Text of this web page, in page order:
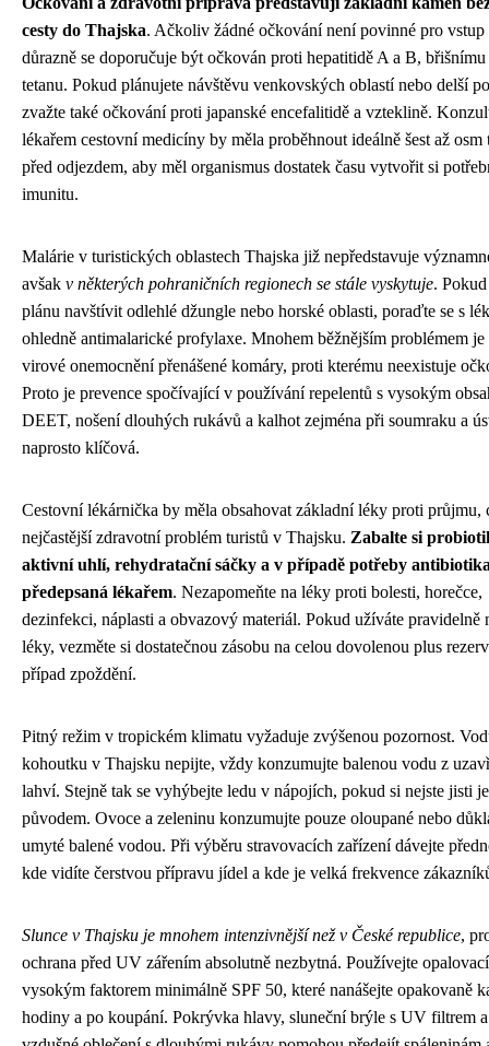
cesty do Thajska. Ačkoliv žádné očkování není povinné pro vstup
důrazně se doporučuje být očkován proti hepatitidě A a B,
tetanu. Pokud plánujete návštěvu venkovských oblastí nebo delší
zvažte také očkování proti japanské encefalitidě a vzteklině.
lékařem cestovní medicíny by měla proběhnout ideálně šest až osm
před odjezdem, aby měl organismus dostatek času vytvořit si
imunitu.
Malárie v turistických oblastech Thajska již nepředstavuje
avšak v některých pohraničních regionech se stále vyskytuje.
plánu navštívit odlehlé džungle nebo horské oblasti, poraďte se s
ohledně antimalarické profylaxe. Mnohem běžnějším problémem je
virové onemocnění přenášené komáry, proti kterému neexistuje
Proto je prevence spočívající v používání repelentů s vysokým
DEET, nošení dlouhých rukávů a kalhot zejména při soumraku a
naprosto klíčová.
Cestovní lékárnička by měla obsahovat základní léky proti průjmu,
nejčastější zdravotní problém turistů v Thajsku. Zabalte si
aktivní uhlí, rehydratační sáčky a v případě potřeby
předepsaná lékařem. Nezapomeňte na léky proti bolesti, horečce,
dezinfekci, náplasti a obvazový materiál. Pokud užíváte pravidelně
léky, vezměte si dostatečnou zásobu na celou dovolenou plus
případ zpoždění.
Pitný režim v tropickém klimatu vyžaduje zvýšenou pozornost.
kohoutku v Thajsku nepijte, vždy konzumujte balenou vodu z
lahví. Stejně tak se vyhýbejte ledu v nápojích, pokud si nejste jisti
původem. Ovoce a zeleninu konzumujte pouze oloupané nebo
umyté balené vodou. Při výběru stravovacích zařízení dávejte
kde vidíte čerstvou přípravu jídel a kde je velká frekvence
Slunce v Thajsku je mnohem intenzivnější než v České republice,
ochrana před UV zářením absolutně nezbytná. Používejte
vysokým faktorem minimálně SPF 50, které nanášejte opakovaně
hodiny a po koupání. Pokrývka hlavy, sluneční brýle s UV filtrem